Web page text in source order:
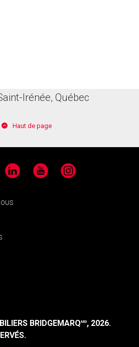
Irénée, Québec
Haut de page
LinkedIn YouTube Instagram
BRIDGEMARQMD, 2026.